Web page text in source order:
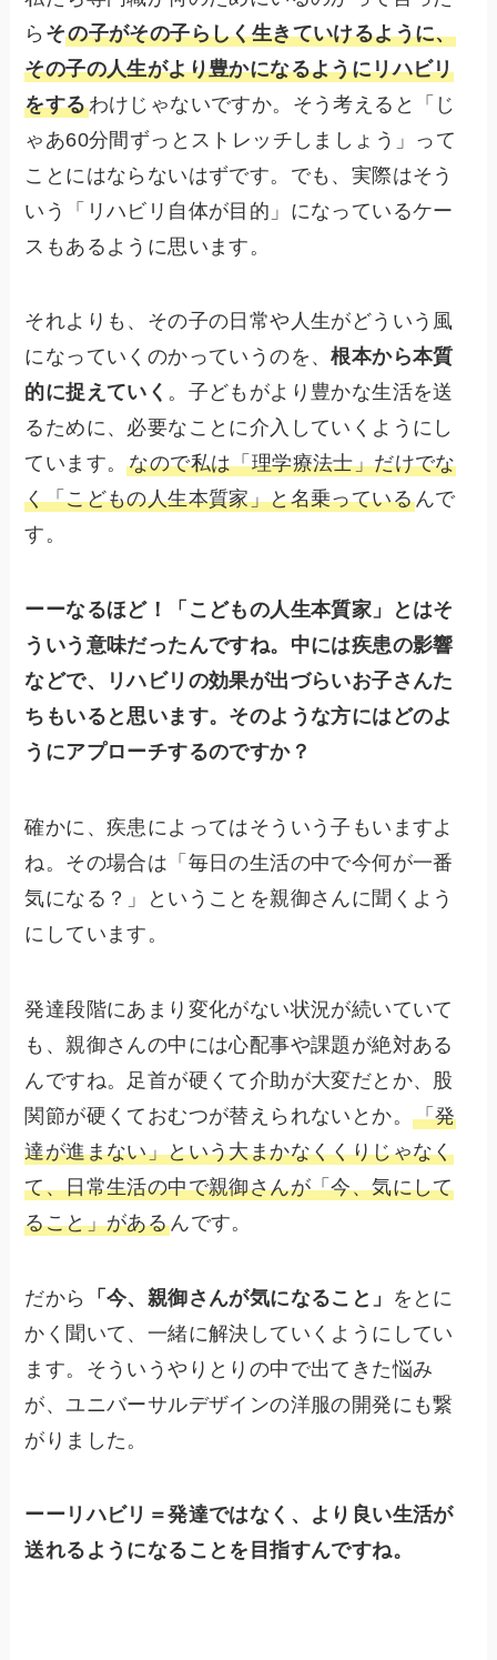
ら その子がその子らしく生きていけるように、
その子の人生がより豊かになるようにリハビリ
をするわけじゃないですか。そう考えると「じ
ゃあ60分間ずっとストレッチしましょう」って
ことにはならないはずです。でも、実際はそう
いう「リハビリ自体が目的」になっているケー
スもあるように思います。
それよりも、その子の日常や人生がどういう風
になっていくのかっていうのを、根本から本質
的に捉えていく 。子どもがより豊かな生活を送
るために、必要なことに介入していくようにし
ています。なので私は「理学療法士」だけでな
く「こどもの人生本質家」と名乗っているんで
す。
ーーなるほど！「こどもの人生本質家」とはそ
ういう意味だったんですね。中には疾患の影響
などで、リハビリの効果が出づらいお子さんた
ちもいると思います。そのような方にはどのよ
うにアプローチするのですか？
確かに、疾患によってはそういう子もいますよ
ね。その場合は「毎日の生活の中で今何が一番
気になる？」ということを親御さんに聞くよう
にしています。
発達段階にあまり変化がない状況が続いていて
も、親御さんの中には心配事や課題が絶対ある
んですね。足首が硬くて介助が大変だとか、股
関節が硬くておむつが替えられないとか。「発
達が進まない」という大まかなくくりじゃなく
て、日常生活の中で親御さんが「今、気にして
ること」があるんです。
だから 「今、親御さんが気になること」
をとに
かく聞いて、一緒に解決していくようにしてい
ます。そういうやりとりの中で出てきた悩み
が、ユニバーサルデザインの洋服の開発にも繋
がりました。
ーーリハビリ＝発達ではなく、より良い生活が
送れるようになることを目指すんですね。